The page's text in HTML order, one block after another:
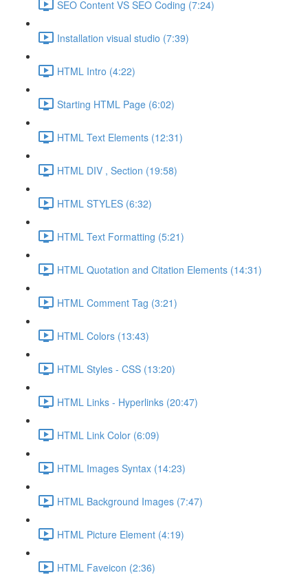
SEO Content VS SEO Coding (7:24)
Installation visual studio (7:39)
HTML Intro (4:22)
Starting HTML Page (6:02)
HTML Text Elements (12:31)
HTML DIV , Section (19:58)
HTML STYLES (6:32)
HTML Text Formatting (5:21)
HTML Quotation and Citation Elements (14:31)
HTML Comment Tag (3:21)
HTML Colors (13:43)
HTML Styles - CSS (13:20)
HTML Links - Hyperlinks (20:47)
HTML Link Color (6:09)
HTML Images Syntax (14:23)
HTML Background Images (7:47)
HTML Picture Element (4:19)
HTML Faveicon (2:36)